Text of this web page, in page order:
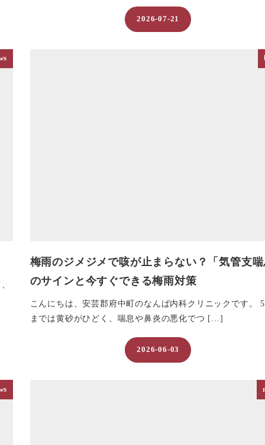
2026-07-21
梅雨のジメジメで咳が止まらない？「気管支
のサインと今すぐできる梅雨対策
こんにちは、安芸郡府中町のなんば内科クリニックです。
までは黄砂がひどく、喘息や鼻炎の悪化でつ […]
2026-06-03